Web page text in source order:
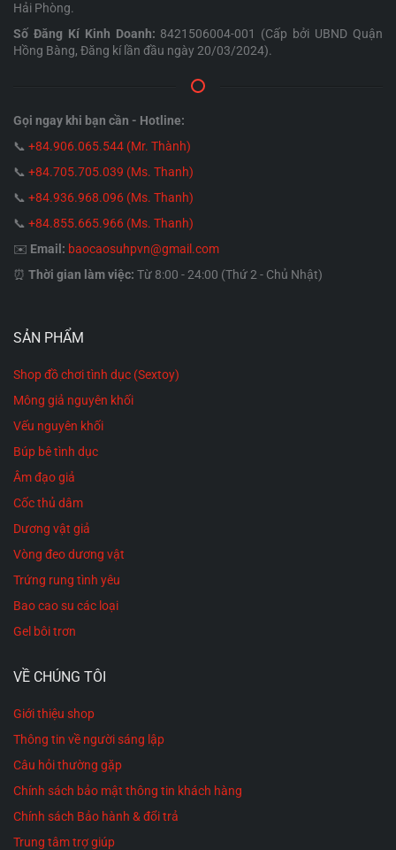
Hải Phòng.
Số Đăng Kí Kinh Doanh: 8421506004-001 (Cấp bởi UBND Quận
Hồng Bàng, Đăng kí lần đầu ngày 20/03/2024).
Gọi ngay khi bạn cần - Hotline:
📞 +84.906.065.544 (Mr. Thành)
📞 +84.705.705.039 (Ms. Thanh)
📞 +84.936.968.096 (Ms. Thanh)
📞 +84.855.665.966 (Ms. Thanh)
✉️ Email: baocaosuhpvn@gmail.com
⏰ Thời gian làm việc: Từ 8:00 - 24:00 (Thứ 2 - Chủ Nhật)
SẢN PHẨM
Shop đồ chơi tình dục (Sextoy)
Mông giả nguyên khối
Vếu nguyên khối
Búp bê tình dục
Âm đạo giả
Cốc thủ dâm
Dương vật giả
Vòng đeo dương vật
Trứng rung tình yêu
Bao cao su các loại
Gel bôi trơn
VỀ CHÚNG TÔI
Giới thiệu shop
Thông tin về người sáng lập
Câu hỏi thường gặp
Chính sách bảo mật thông tin khách hàng
Chính sách Bảo hành & đổi trả
Trung tâm trợ giúp